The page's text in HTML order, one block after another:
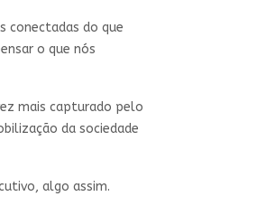
conectadas do que
o que nós
mais capturado pelo
da sociedade
algo assim.